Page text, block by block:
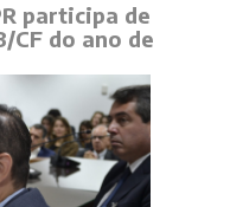
participa de
CF do ano de